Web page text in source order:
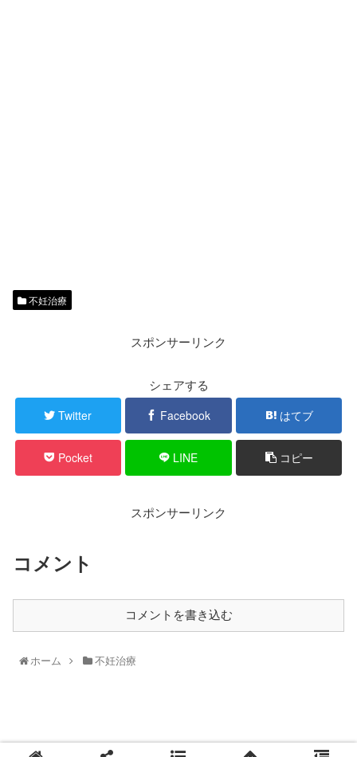
不妊治療
スポンサーリンク
シェアする
Twitter Facebook はてブ
Pocket LINE コピー
スポンサーリンク
コメント
コメントを書き込む
ホーム 不妊治療